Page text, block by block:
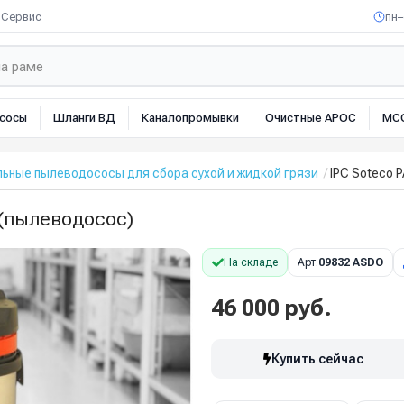
Сервис
Шланги ВД Каналопромывки Очистные АРОС
пылеводососы для сбора сухой и жидкой грязи IPC Soteco
На складе Арт:09832 ASDO
46 000 руб.
Купить сейчас